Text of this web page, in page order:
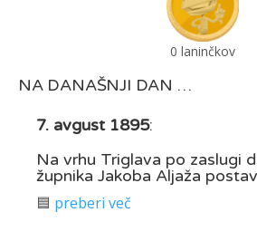
0 laninčkov
NA DANAŠNJI DAN …
7. avgust 1895:
Na vrhu Triglava po zaslugi
župnika Jakoba Aljaža
🟦 preberi več